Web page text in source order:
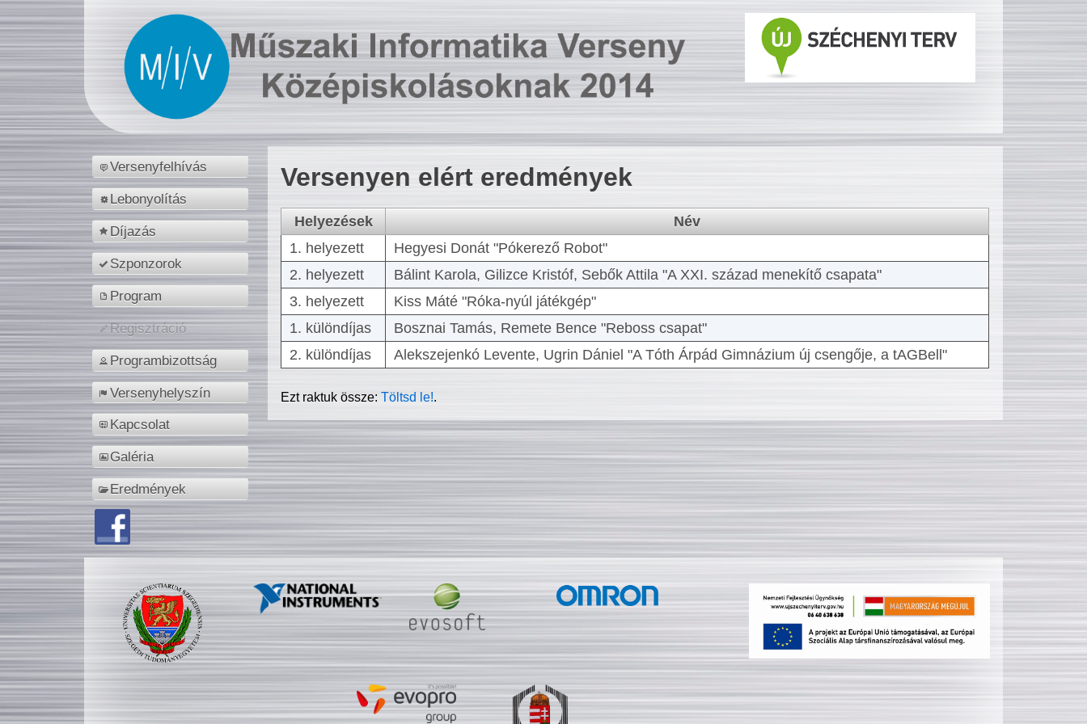
Versenyfelhívás
Lebonyolítás
Díjazás
Szponzorok
Program
Regisztráció
Programbizottság
Versenyhelyszín
Kapcsolat
Galéria
Eredmények
Versenyen elért eredmények
Helyezések
Név
1. helyezett
Hegyesi Donát "Pókerező Robot"
2. helyezett
Bálint Karola, Gilizce Kristóf, Sebők Attila "A XXI. század menekítő csapata"
3. helyezett
Kiss Máté "Róka-nyúl játékgép"
1. különdíjas
Bosznai Tamás, Remete Bence "Reboss csapat"
2. különdíjas
Alekszejenkó Levente, Ugrin Dániel "A Tóth Árpád Gimnázium új csengője, a tAGBell"
Ezt raktuk össze:Töltsd le!.